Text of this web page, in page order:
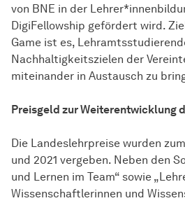
von BNE in der
DigiFellowship gefördert wird.
Game ist es,
Nachhaltigkeitszielen der
miteinander in Austausch zu
Preisgeld zur Weiterentwicklung
Die Landeslehrpreise wurden
und 2021 vergeben. Neben den
und Lernen im Team“ sowie
Wissenschaftlerinnen und